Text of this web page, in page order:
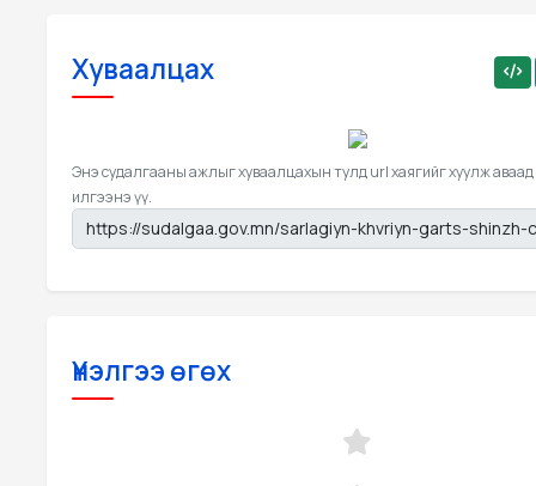
Хуваалцах
Энэ судалгааны ажлыг хуваалцахын тулд url хаягийг хуулж аваад
илгээнэ үү.
Үнэлгээ өгөх